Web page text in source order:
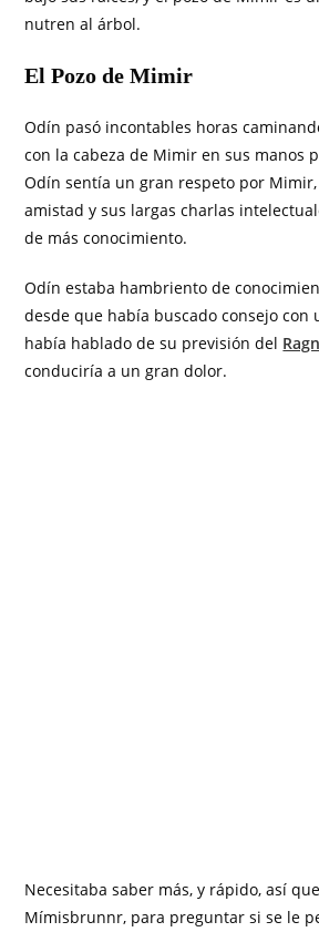
nutren al árbol.
El Pozo de Mimir
Odín pasó incontables horas
con la cabeza de Mimir en sus manos
Odín sentía un gran respeto por
amistad y sus largas charlas
de más conocimiento.
Odín estaba hambriento de
desde que había buscado consejo con
había hablado de su previsión del
conduciría a un gran dolor.
Necesitaba saber más, y rápido, así
Mímisbrunnr, para preguntar si se le